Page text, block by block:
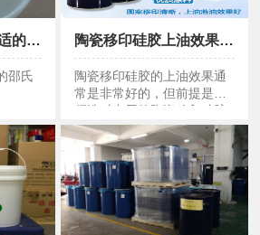
何选择液体硅胶合适的邵氏硬度？
邵氏
陶瓷移印硅胶上油效果怎么样 ？
陶瓷移印硅胶上油效果怎么样 ？
陶瓷移印硅胶的上油效果通
常是非常好的，但前提是必
须选对专用的陶瓷移印硅胶
制作的胶头，并且与陶瓷油
墨的特性相匹配。